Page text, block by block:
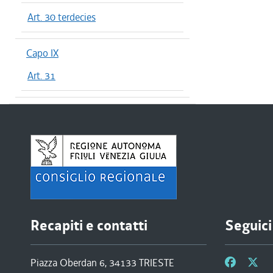
Art. 30 terdecies
Capo IX
Art. 31
Recapiti e contatti
Piazza Oberdan 6, 34133 TRIESTE